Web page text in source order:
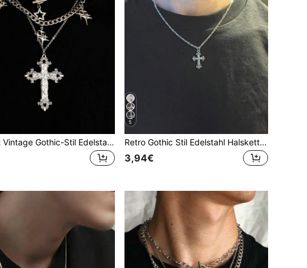
3er-Set Vintage Gothic-Stil Edelstahl-Halskette mit Strass-Stern, Kreuz und Panzerkette für Herren
5
Retro Gothic Stil Edelstahl Halskette mit Strass besetztem Stern- und Kreuz-Design für Frauen und Männer
3,94€